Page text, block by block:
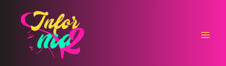
contenido